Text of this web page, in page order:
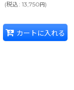
(税込: 13,750円)
カートに入れる